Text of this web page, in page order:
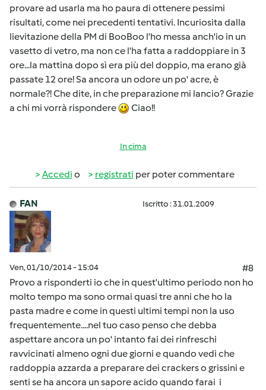
provare ad usarla ma ho paura di ottenere pessimi
risultati, come nei precedenti tentativi. Incuriosita dalla
lievitazione della PM di BooBoo l'ho messa anch'io in un
vasetto di vetro, ma non ce l'ha fatta a raddoppiare in 3
ore...la mattina dopo sì era più del doppio, ma erano già
passate 12 ore! Sa ancora un odore un po' acre, è
normale?! Che dite, in che preparazione mi lancio? Grazie
a chi mi vorrà rispondere
Ciao!!
In cima
Accedi o registrati per poter commentare
FAN Iscritto : 31.01.2009
Ven, 01/10/2014 - 15:04
#8
Provo a risponderti io che in quest'ultimo periodo non ho
molto tempo ma sono ormai quasi tre anni che ho la
pasta madre e come in questi ultimi tempi non la uso
frequentemente....nel tuo caso penso che debba
aspettare ancora un po' intanto fai dei rinfreschi
ravvicinati almeno ogni due giorni e quando vedi che
raddoppia azzarda a preparare dei crackers o grissini e
senti se ha ancora un sapore acido quando farai i